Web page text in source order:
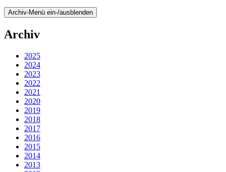
Archiv-Menü ein-/ausblenden
Archiv
2025
2024
2023
2022
2021
2020
2019
2018
2017
2016
2015
2014
2013